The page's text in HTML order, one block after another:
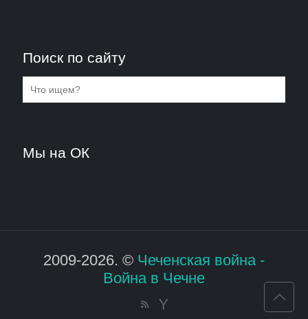
Поиск по сайту
Мы на ОК
2009-2026. © Чеченская война -
Война в Чечне